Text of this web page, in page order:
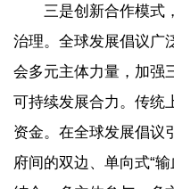
三是创新合作模式
治理。全球发展倡议广
会多元主体力量，加强
可持续发展合力。传统
资金。在全球发展倡议
府间的双边、单向式“